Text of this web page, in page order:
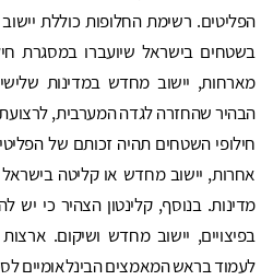
הפליטים. רשימת החלופות כוללת
בשטחים בישראל שיועברו במסגרת
מארחות, יישוב מחדש במדינות
הבהיר שהחזרה לגדה המערבית, לרצועת
חילופי השטחים תהיה זכותם של
אחרות, יישוב מחדש או קליטה בישראל
מדינות. בנוסף, קלינטון הצהיר כי יש
בפיצויים, יישוב מחדש ושיקום.
לעמוד בראש המאמצים הבינלאומיים